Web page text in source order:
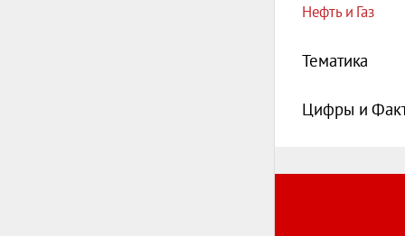
Нефть и Газ
Тематика
Цифры и